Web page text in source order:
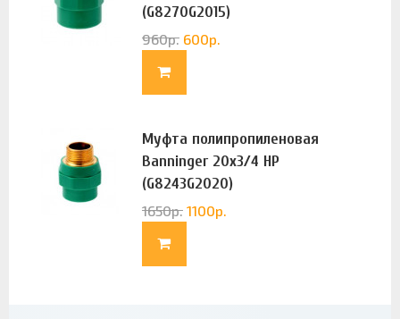
(G8270G2015)
960р. 600р.
Муфта полипропиленовая
Banninger 20х3/4 НР
(G8243G2020)
1650р. 1100р.